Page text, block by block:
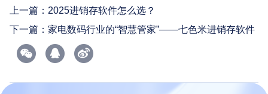
上一篇： 2025进销存软件怎么选？
下一篇： 家电数码行业的“智慧管家”——七色米进销存软件